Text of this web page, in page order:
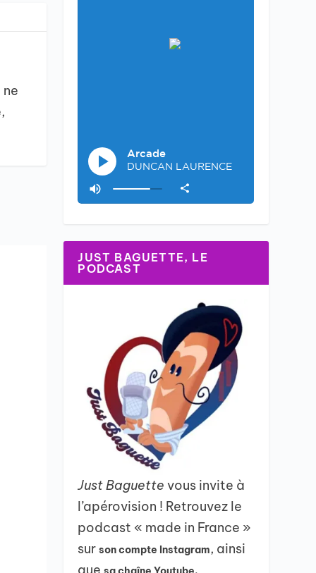
JUST BAGUETTE, LE
PODCAST
Just Baguettevous invite à
l’apérovision ! Retrouvez le
podcast « made in France »
surson compte Instagram, ainsi